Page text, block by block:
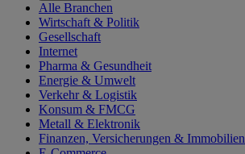
Alle Branchen
Wirtschaft & Politik
Gesellschaft
Internet
Pharma & Gesundheit
Energie & Umwelt
Verkehr & Logistik
Konsum & FMCG
Metall & Elektronik
Finanzen, Versicherungen & Immobilien